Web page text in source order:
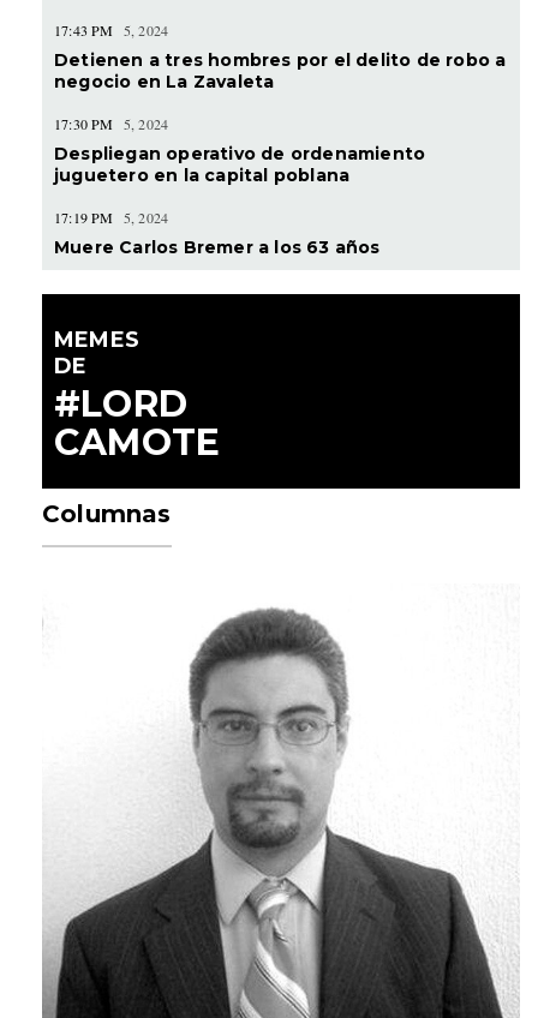
17:43 PM 5, 2024
Detienen a tres hombres por el delito de robo a
negocio en La Zavaleta
17:30 PM 5, 2024
Despliegan operativo de ordenamiento
juguetero en la capital poblana
17:19 PM 5, 2024
Muere Carlos Bremer a los 63 años
MEMES
DE
#LORD
CAMOTE
Columnas